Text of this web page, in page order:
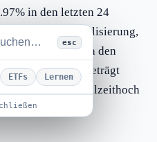
esc
ETFs Lernen
in den letzten 24
nach Marktkapitalisierung,
in den
Umlauf beträgt
XRP. Sein Allzeithoch
von heute).